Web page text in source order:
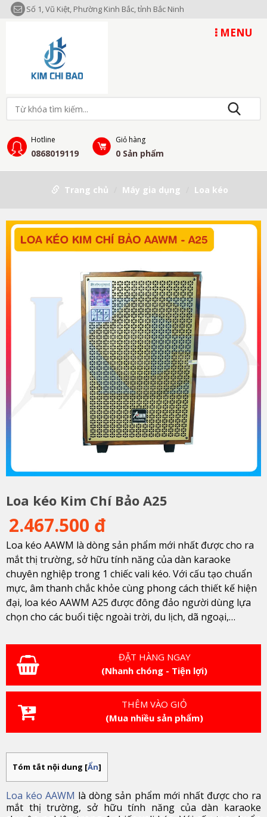
Số 1, Vũ Kiệt, Phường Kinh Bắc, tỉnh Bắc Ninh
MENU
Hotline
0868019119
Giỏ hàng
0 Sản phẩm
Trang chủ Máy gia dụng Loa kéo
Loa kéo Kim Chí Bảo A25
2.467.500 đ
Loa kéo AAWM là dòng sản phẩm mới nhất được cho ra
mắt thị trường, sở hữu tính năng của dàn karaoke
chuyên nghiệp trong 1 chiếc vali kéo. Với cấu tạo chuẩn
mực, âm thanh chắc khỏe cùng phong cách thiết kế hiện
đại, loa kéo AAWM A25 được đông đảo người dùng lựa
chọn cho các buổi tiệc ngoài trời, du lịch, dã ngoại,…
ĐẶT HÀNG NGAY
(Nhanh chóng - Tiện lợi)
THÊM VÀO GIỎ
(Mua nhiều sản phẩm)
Tóm tắt nội dung [Ẩn]
Loa kéo AAWM là dòng sản phẩm mới nhất được cho ra
mắt thị trường, sở hữu tính năng của dàn karaoke